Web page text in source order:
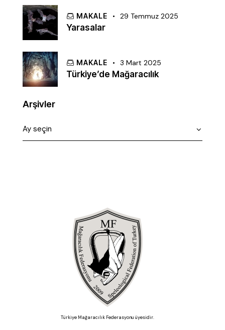
MAKALE 29 Temmuz 2025
Yarasalar
MAKALE 3 Mart 2025
Türkiye’de Mağaracılık
Arşivler
Türkiye Mağaracılık Federasyonu üyesidir.